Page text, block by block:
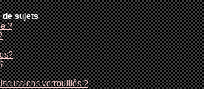
de sujets
?
verrouillés ?